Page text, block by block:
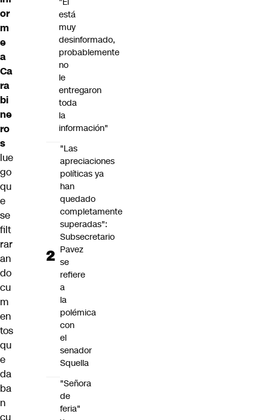
or
m
e
a
Ca
ra
bi
ne
ro
s
lue
go
qu
e
se
filt
rar
an
do
cu
m
en
tos
qu
e
da
ba
n
cu
está
muy
desinformado,
probablemente
no
le
entregaron
toda
la
información"
"Las
apreciaciones
políticas ya
han
quedado
completamente
superadas":
Subsecretario
Pavez
se
refiere
a
la
polémica
con
el
senador
Squella
"Señora
de
feria"